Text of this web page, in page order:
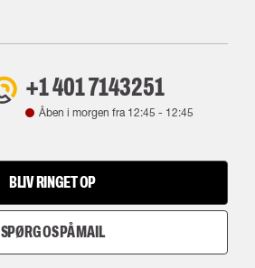
+1 401 7143251
Åben i morgen fra 12:45 - 12:45
BLIV RINGET OP
SPØRG OS PÅ MAIL